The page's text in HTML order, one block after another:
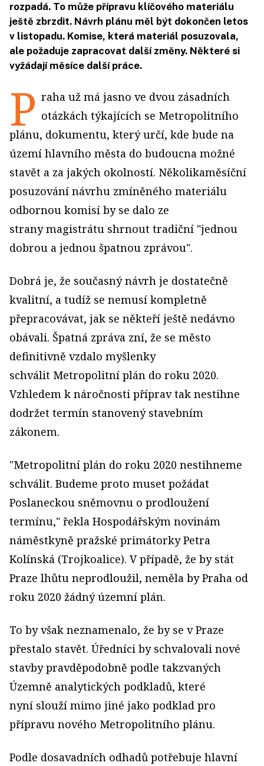
rozpadá. To může přípravu klíčového materiálu
ještě zbrzdit. Návrh plánu měl být dokončen letos
v listopadu. Komise, která materiál posuzovala,
ale požaduje zapracovat další změny. Některé si
vyžádají měsíce další práce.
P raha už má jasno ve dvou zásadních
otázkách týkajících se Metropolitního
plánu, dokumentu, který určí, kde bude na
území hlavního města do budoucna možné
stavět a za jakých okolností. Několikaměsíční
posuzování návrhu zmíněného materiálu
odbornou komisí by se dalo ze
strany magistrátu shrnout tradiční "jednou
dobrou a jednou špatnou zprávou".
Dobrá je, že současný návrh je dostatečně
kvalitní, a tudíž se nemusí kompletně
přepracovávat, jak se někteří ještě nedávno
obávali. Špatná zpráva zní, že se město
definitivně vzdalo myšlenky
schválit Metropolitní plán do roku 2020.
Vzhledem k náročnosti příprav tak nestihne
dodržet termín stanovený stavebním
zákonem.
"Metropolitní plán do roku 2020 nestihneme
schválit. Budeme proto muset požádat
Poslaneckou sněmovnu o prodloužení
termínu," řekla Hospodářským novinám
náměstkyně pražské primátorky Petra
Kolínská (Trojkoalice). V případě, že by stát
Praze lhůtu neprodloužil, neměla by Praha od
roku 2020 žádný územní plán.
To by však neznamenalo, že by se v Praze
přestalo stavět. Úředníci by schvalovali nové
stavby pravděpodobně podle takzvaných
Územně analytických podkladů, které
nyní slouží mimo jiné jako podklad pro
přípravu nového Metropolitního plánu.
Podle dosavadních odhadů potřebuje hlavní